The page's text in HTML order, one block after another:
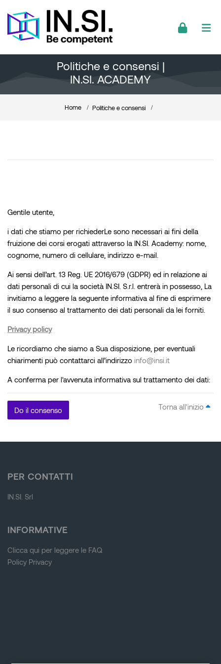
Politiche e consensi |
IN.SI. ACADEMY
Home Politiche e consensi
Gentile utente,
i dati che stiamo per richiederLe sono necessari ai fini della
fruizione dei corsi erogati attraverso la IN.SI. Academy: nome,
cognome, numero di cellulare, indirizzo e-mail.
Ai sensi dell’art. 13 Reg. UE 2016/679 (GDPR) ed in relazione ai
dati personali di cui la società IN.SI. S.r.l. entrerà in possesso, La
invitiamo a leggere la seguente informativa al fine di esprimere
il suo consenso al trattamento dei dati personali da lei forniti.
Privacy policy
Le ricordiamo che siamo a Sua disposizione, per eventuali
chiarimenti può contattarci all’indirizzo info@insi.it
A conferma per l'avvenuta informativa sul trattamento dei dati:
Do il consenso Torna all'inizio
Blocchi
PER CONTATTI
IN.SI. Srl
Blocchi
INFORMATIVE
Clicca qui per leggere le FAQ
Policy Privacy